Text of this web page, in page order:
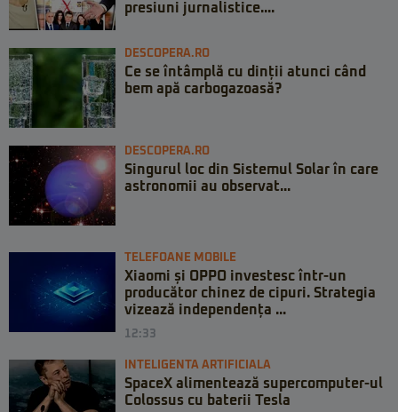
presiuni jurnalistice....
DESCOPERA.RO
Ce se întâmplă cu dinții atunci când
bem apă carbogazoasă?
DESCOPERA.RO
Singurul loc din Sistemul Solar în care
astronomii au observat...
TELEFOANE MOBILE
Xiaomi și OPPO investesc într-un
producător chinez de cipuri. Strategia
vizează independența ...
12:33
INTELIGENTA ARTIFICIALA
SpaceX alimentează supercomputer-ul
Colossus cu baterii Tesla